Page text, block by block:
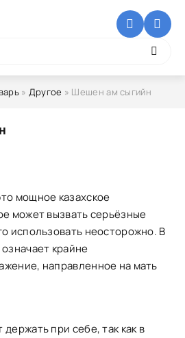
» Другое » Шешен ам сыгийн
мощное казахское
может вызвать серьёзные
использовать неосторожно. В
крайне
направленное на мать
при себе, так как в